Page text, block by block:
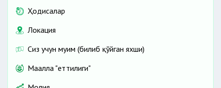
Ҳодисалар
Локация
Сиз учун муҳим (билиб қўйган яхши)
Маҳалла "еттилиги"